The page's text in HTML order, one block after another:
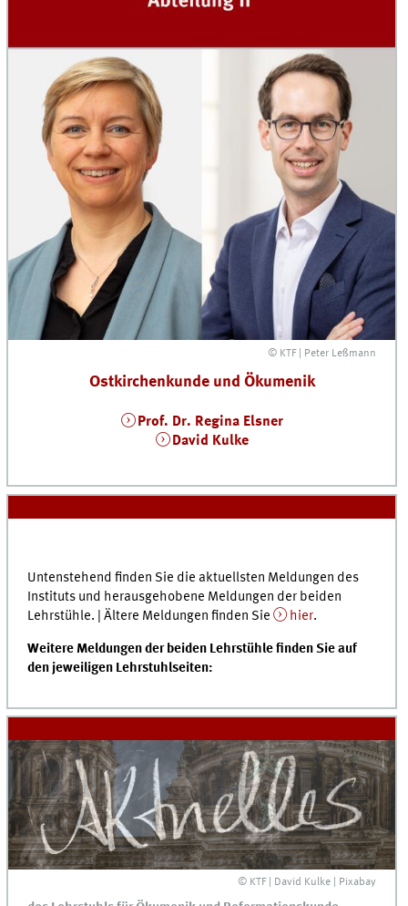
© KTF | Peter Leßmann
Ostkirchenkunde und Ökumenik
Prof. Dr. Regina Elsner
David Kulke
Untenstehend finden Sie die aktuellsten Meldungen des
Instituts und herausgehobene Meldungen der beiden
Lehrstühle. | Ältere Meldungen finden Sie
hier.
Weitere Meldungen der beiden Lehrstühle finden Sie auf
den jeweiligen Lehrstuhlseiten:
© KTF | David Kulke | Pixabay